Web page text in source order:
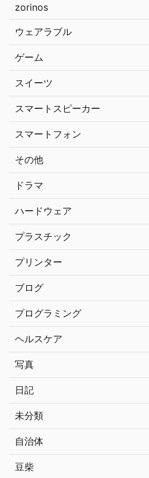
zorinos
ウェアラブル
ゲーム
スイーツ
スマートスピーカー
スマートフォン
その他
ドラマ
ハードウェア
プラスチック
プリンター
ブログ
プログラミング
ヘルスケア
写真
日記
未分類
自治体
豆柴